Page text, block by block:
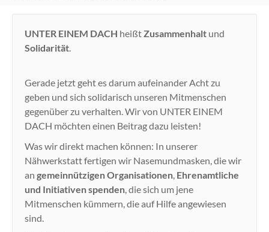
UNTER EINEM DACH heißtZusammenhalt und
Solidarität.
Gerade jetzt geht es darum aufeinander Acht zu
geben und sich solidarisch unseren Mitmenschen
gegenüber zu verhalten. Wir von UNTER EINEM
DACH möchten einen Beitrag dazu leisten!
Was wir direkt machen können: In unserer
Nähwerkstatt fertigen wir Nasemundmasken, die wir
an gemeinnützigen Organisationen, Ehrenamtliche
und Initiativen spenden, die sich um jene
Mitmenschen kümmern, die auf Hilfe angewiesen
sind.